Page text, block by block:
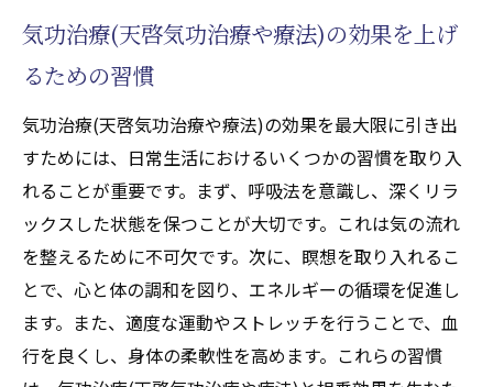
気功治療(天啓気功治療や療法)の効果を上げ
るための習慣
気功治療(天啓気功治療や療法)の効果を最大限に引き出
すためには、日常生活におけるいくつかの習慣を取り入
れることが重要です。まず、呼吸法を意識し、深くリラ
ックスした状態を保つことが大切です。これは気の流れ
を整えるために不可欠です。次に、瞑想を取り入れるこ
とで、心と体の調和を図り、エネルギーの循環を促進し
ます。また、適度な運動やストレッチを行うことで、血
行を良くし、身体の柔軟性を高めます。これらの習慣